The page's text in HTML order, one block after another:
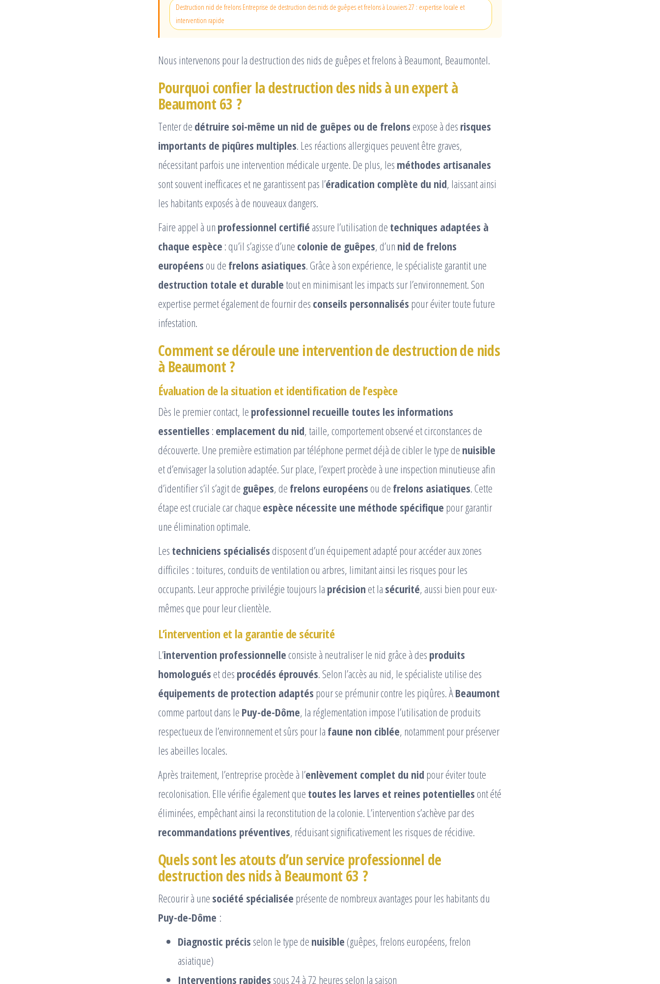
Destruction nid de frelons Entreprise de destruction des nids de guêpes et frelons à Louviers 27 : expertise locale et
intervention rapide
Nous intervenons pour la destruction des nids de guêpes et frelons à Beaumont, Beaumontel.
Pourquoi confier la destruction des nids à un expert à
Beaumont 63 ?
Tenter de détruire soi-même un nid de guêpes ou de frelons expose à des risques
importants de piqûres multiples. Les réactions allergiques peuvent être graves,
nécessitant parfois une intervention médicale urgente. De plus, les méthodes artisanales
sont souvent inefficaces et ne garantissent pas l’éradication complète du nid, laissant ainsi
les habitants exposés à de nouveaux dangers.
Faire appel à un professionnel certifié assure l’utilisation de techniques adaptées à
chaque espèce : qu’il s’agisse d’une colonie de guêpes, d’un nid de frelons
européens ou de frelons asiatiques. Grâce à son expérience, le spécialiste garantit une
destruction totale et durable tout en minimisant les impacts sur l’environnement. Son
expertise permet également de fournir des conseils personnalisés pour éviter toute future
infestation.
Comment se déroule une intervention de destruction de nids
à Beaumont ?
Évaluation de la situation et identification de l’espèce
Dès le premier contact, le professionnel recueille toutes les informations
essentielles : emplacement du nid, taille, comportement observé et circonstances de
découverte. Une première estimation par téléphone permet déjà de cibler le type de nuisible
et d’envisager la solution adaptée. Sur place, l’expert procède à une inspection minutieuse afin
d’identifier s’il s’agit de guêpes, de frelons européens ou de frelons asiatiques. Cette
étape est cruciale car chaque espèce nécessite une méthode spécifique pour garantir
une élimination optimale.
Les techniciens spécialisés disposent d’un équipement adapté pour accéder aux zones
difficiles : toitures, conduits de ventilation ou arbres, limitant ainsi les risques pour les
occupants. Leur approche privilégie toujours la précision et la sécurité, aussi bien pour eux-
mêmes que pour leur clientèle.
L’intervention et la garantie de sécurité
L’intervention professionnelle consiste à neutraliser le nid grâce à des produits
homologués et des procédés éprouvés. Selon l’accès au nid, le spécialiste utilise des
équipements de protection adaptés pour se prémunir contre les piqûres. ÀBeaumont
comme partout dans le Puy-de-Dôme, la réglementation impose l’utilisation de produits
respectueux de l’environnement et sûrs pour la faune non ciblée, notamment pour préserver
les abeilles locales.
Après traitement, l’entreprise procède à l’enlèvement complet du nid pour éviter toute
recolonisation. Elle vérifie également que toutes les larves et reines potentielles ont été
éliminées, empêchant ainsi la reconstitution de la colonie. L’intervention s’achève par des
recommandations préventives, réduisant significativement les risques de récidive.
Quels sont les atouts d’un service professionnel de
destruction des nids à Beaumont 63 ?
Recourir à une société spécialisée présente de nombreux avantages pour les habitants du
Puy-de-Dôme :
Diagnostic précis selon le type de nuisible (guêpes, frelons européens, frelon
asiatique)
Interventions rapides sous 24 à 72 heures selon la saison